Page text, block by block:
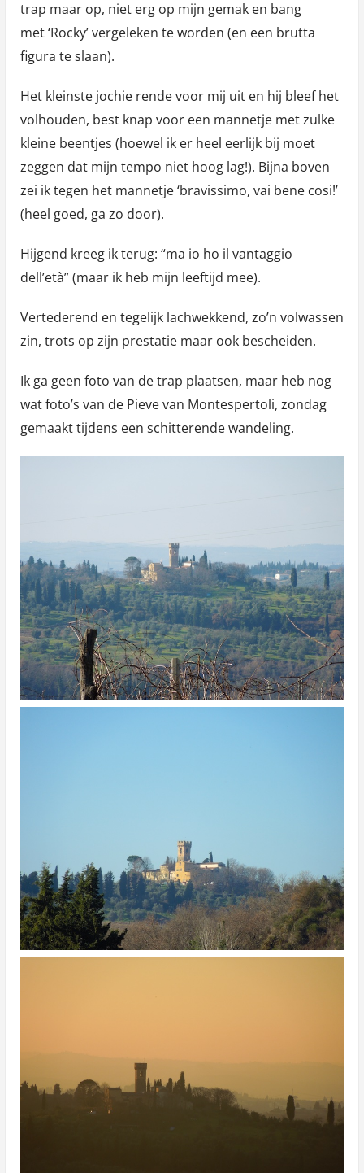
trap maar op, niet erg op mijn gemak en bang
met ‘Rocky’ vergeleken te worden (en een brutta
figura te slaan).
Het kleinste jochie rende voor mij uit en hij bleef het
volhouden, best knap voor een mannetje met zulke
kleine beentjes (hoewel ik er heel eerlijk bij moet
zeggen dat mijn tempo niet hoog lag!). Bijna boven
zei ik tegen het mannetje ‘bravissimo, vai bene cosi!’
(heel goed, ga zo door).
Hijgend kreeg ik terug: “ma io ho il vantaggio
dell’età” (maar ik heb mijn leeftijd mee).
Vertederend en tegelijk lachwekkend, zo’n volwassen
zin, trots op zijn prestatie maar ook bescheiden.
Ik ga geen foto van de trap plaatsen, maar heb nog
wat foto’s van de Pieve van Montespertoli, zondag
gemaakt tijdens een schitterende wandeling.